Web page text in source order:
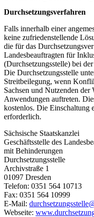
Durchsetzungsverfahren
Falls innerhalb einer
keine zufriedenstellende
die für das
Landesbeauftragten für
(Durchsetzungsstelle) bei
Die Durchsetzungsstelle
Streitbeilegung, wenn
Sachsen und Nutzenden der
Anwendungen auftreten.
kostenlos. Die Einschaltung
erforderlich.
Sächsische Staatskanzlei
Geschäftsstelle des
mit Behinderungen
Durchsetzungsstelle
Archivstraße 1
01097 Dresden
Telefon: 0351 564 10713
Fax: 0351 564 10999
E-Mail:
Webseite: